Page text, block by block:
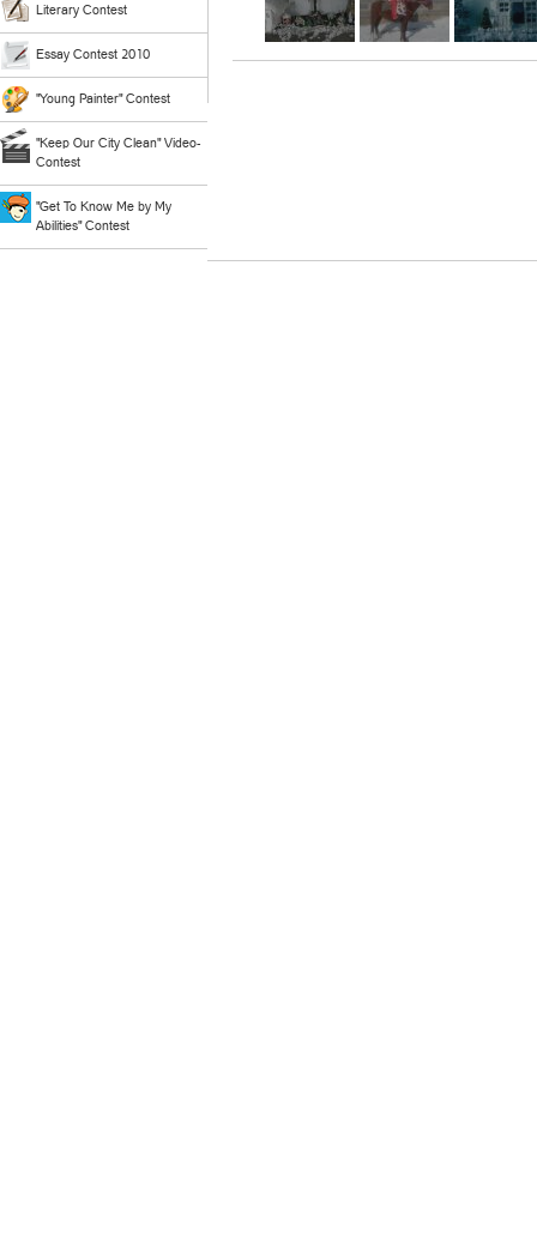
Literary Contest
Essay Contest 2010
"Young Painter" Contest
"Keep Our City Clean" Video-
Contest
"Get To Know Me by My
Abilities" Contest